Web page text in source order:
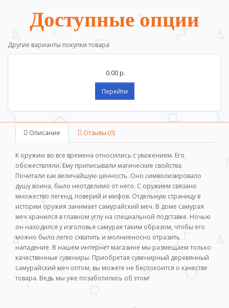
Доступные опции
Другие варианты покупки товара
0.00 р.
Перейти
Описание Отзывы (0)
К оружию во все времена относились с уважением. Его
обожествляли. Ему приписывали магические свойства.
Почитали как величайшую ценность. Оно символизировало
душу воина, было неотделимо от него. С оружием связано
множество легенд, поверий и мифов. Отдельную страницу в
истории оружия занимает самурайский меч. В доме самурая
меч хранился в главном углу на специальной подставке. Ночью
он находился у изголовья самурая таким образом, чтобы его
можно было легко схватить и молниеносно отразить
нападение. В нашем интернет магазине мы размещаем только
качественные сувениры. Приобретая сувенирный деревянный
самурайский меч оптом, вы можете не беспокоится о качестве
товара. Ведь мы уже позаботились об этом!